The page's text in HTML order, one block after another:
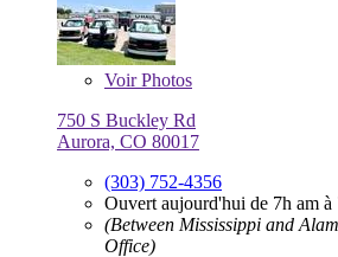
VoirPhotos
750 S Buckley Rd
Aurora, CO 80017
(303) 752-4356
Ouvert aujourd'hui de 7h am à
(Between Mississippi and
Office)